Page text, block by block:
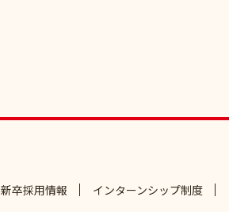
新卒採用情報 インターンシップ制度